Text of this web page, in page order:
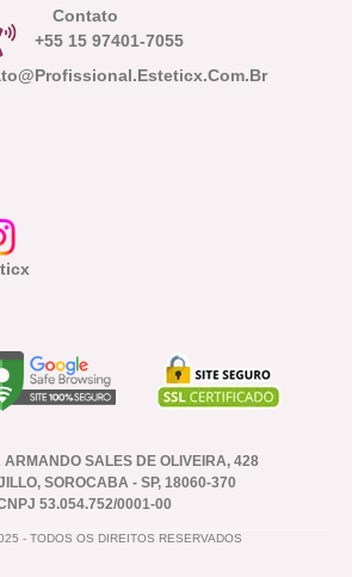
Contato
+55 15 97401-7055
ARMANDO SALES DE OLIVEIRA, 428
SOROCABA - SP, 18060-370
53.054.752/0001-00
- TODOS OS DIREITOS RESERVADOS